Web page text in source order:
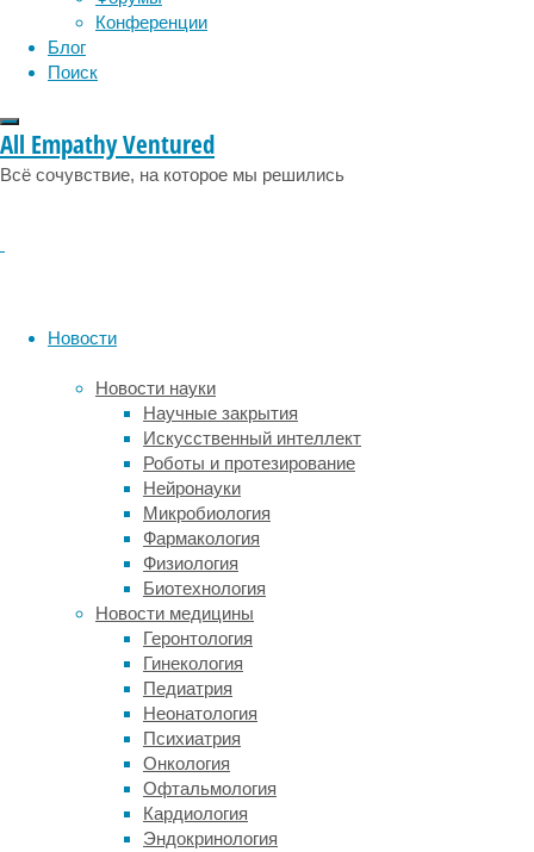
Конференции
Блог
Поиск
All Empathy Ventured
Всё сочувствие, на которое мы решились
Новости
Новости науки
Научные закрытия
Искусственный интеллект
Роботы и протезирование
Нейронауки
Микробиология
Фармакология
Физиология
Биотехнология
Новости медицины
Геронтология
Гинекология
Педиатрия
Неонатология
Психиатрия
Онкология
Офтальмология
Кардиология
Эндокринология
без
таковых
что
важнейшие
регуляторы
стволе
однако
точный
механизм
их
работы
понятен
не
полностью.
Новая
работа
японских
исследователей
из
Университета
Цукубы,
опубликованная
Current
Biology,